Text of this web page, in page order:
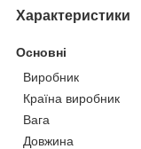
Характеристики
Основні
Виробник
Країна виробник
Вага
Довжина